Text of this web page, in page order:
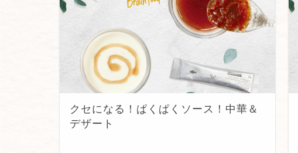
クセになる！ぱくぱくソース！中華＆
デザート